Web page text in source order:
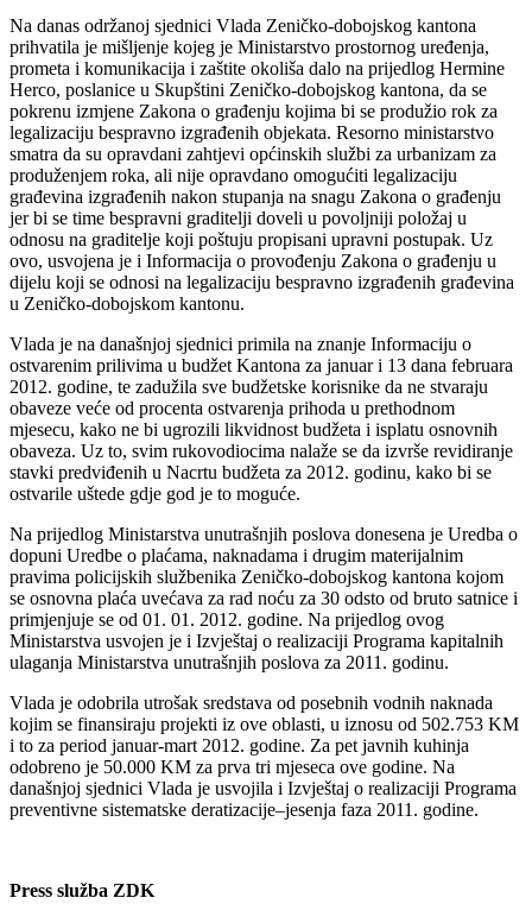
Na danas održanoj sjednici Vlada Zeničko-dobojskog kantona
prihvatila je mišljenje kojeg je Ministarstvo prostornog uređenja,
prometa i komunikacija i zaštite okoliša dalo na prijedlog Hermine
Herco, poslanice u Skupštini Zeničko-dobojskog kantona, da se
pokrenu izmjene Zakona o građenju kojima bi se produžio rok za
legalizaciju bespravno izgrađenih objekata. Resorno ministarstvo
smatra da su opravdani zahtjevi općinskih službi za urbanizam za
produženjem roka, ali nije opravdano omogućiti legalizaciju
građevina izgrađenih nakon stupanja na snagu Zakona o građenju
jer bi se time bespravni graditelji doveli u povoljniji položaj u
odnosu na graditelje koji poštuju propisani upravni postupak. Uz
ovo, usvojena je i Informacija o provođenju Zakona o građenju u
dijelu koji se odnosi na legalizaciju bespravno izgrađenih građevina
u Zeničko-dobojskom kantonu.
Vlada je na današnjoj sjednici primila na znanje Informaciju o
ostvarenim prilivima u budžet Kantona za januar i 13 dana februara
2012. godine, te zadužila sve budžetske korisnike da ne stvaraju
obaveze veće od procenta ostvarenja prihoda u prethodnom
mjesecu, kako ne bi ugrozili likvidnost budžeta i isplatu osnovnih
obaveza. Uz to, svim rukovodiocima nalaže se da izvrše revidiranje
stavki predviđenih u Nacrtu budžeta za 2012. godinu, kako bi se
ostvarile uštede gdje god je to moguće.
Na prijedlog Ministarstva unutrašnjih poslova donesena je Uredba o
dopuni Uredbe o plaćama, naknadama i drugim materijalnim
pravima policijskih službenika Zeničko-dobojskog kantona kojom
se osnovna plaća uvećava za rad noću za 30 odsto od bruto satnice i
primjenjuje se od 01. 01. 2012. godine. Na prijedlog ovog
Ministarstva usvojen je i Izvještaj o realizaciji Programa kapitalnih
ulaganja Ministarstva unutrašnjih poslova za 2011. godinu.
Vlada je odobrila utrošak sredstava od posebnih vodnih naknada
kojim se finansiraju projekti iz ove oblasti, u iznosu od 502.753 KM
i to za period januar-mart 2012. godine. Za pet javnih kuhinja
odobreno je 50.000 KM za prva tri mjeseca ove godine. Na
današnjoj sjednici Vlada je usvojila i Izvještaj o realizaciji Programa
preventivne sistematske deratizacije–jesenja faza 2011. godine.
Press služba ZDK